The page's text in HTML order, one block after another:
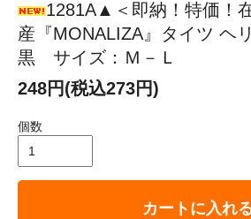
1281A▲＜即納！特価！
産『MONALIZA』タイツ ヘ
黒 サイズ：Ｍ－Ｌ
248円(税込273円)
個数
カートに入れ